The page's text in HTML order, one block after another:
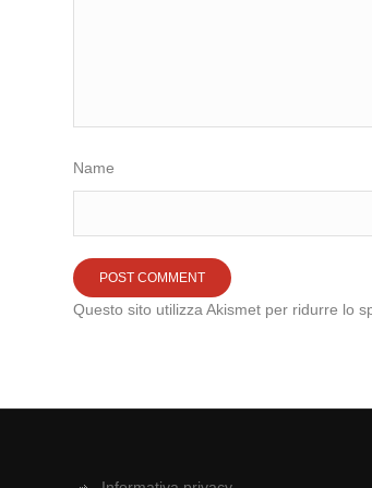
Name
Questo sito utilizza Akismet per ridurre lo